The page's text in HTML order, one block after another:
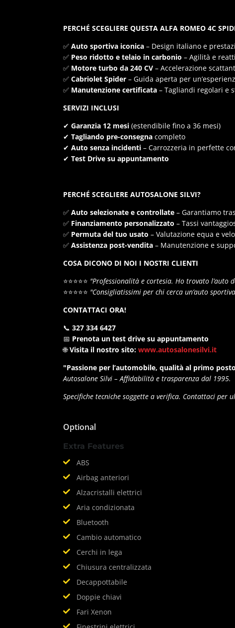
PERCHÉ SCEGLIERE QUESTA ALFA ROMEO 4C
✅ Auto sportiva iconica – Design italiano e
✅ Peso ridotto e telaio in carbonio – Agilità e
✅ Motore turbo da 240 CV – Accelerazione
✅ Cabriolet Spider – Guida aperta per
✅ Manutenzione certificata – Tagliandi regolari e
SERVIZI INCLUSI
✔ Garanzia 12 mesi (estendibile fino a 36 mesi)
✔ Tagliando pre-consegna completo
✔ Auto senza incidenti – Carrozzeria in perfette
✔ Test Drive su appuntamento
PERCHÉ SCEGLIERE AUTOSALONE SILVI?
✅ Auto selezionate e controllate – Garantiamo
✅ Finanziamento personalizzato – Tassi
✅ Permuta del tuo usato – Valutazione equa e
✅ Assistenza post-vendita – Manutenzione e
COSA DICONO DI NOI I NOSTRI CLIENTI
⭐⭐⭐⭐⭐ "Professionalità e cortesia. Ho trovato l’auto
⭐⭐⭐⭐⭐ "Consigliatissimi per chi cerca un’auto
CONTATTACI ORA!
📞 327 334 6427
📅 Prenota un test drive su appuntamento
🌐Visita il nostro sito: www.autosalonesilvi.it
"Passione per l’automobile, qualità al primo
Autosalone Silvi – Affidabilità e trasparenza dal 1995.
Specifiche tecniche soggette a verifica. Contattaci per
Optional
Extra Features
ABS
Airbag anteriori
Alzacristalli elettrici
Aria condizionata
Bluetooth
Cambio automatico
Cerchi in lega
Chiusura centralizzata
Decappottabile
Doppie chiavi
Fari Xenon